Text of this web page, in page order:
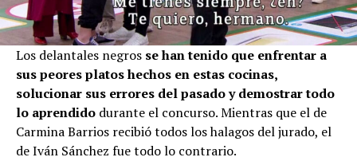
Los delantales negros se han tenido que enfrentar a
sus peores platos hechos en estas cocinas,
solucionar sus errores del pasado y demostrar todo
lo aprendido durante el concurso. Mientras que el de
Carmina Barrios recibió todos los halagos del jurado, el
de Iván Sánchez fue todo lo contrario.